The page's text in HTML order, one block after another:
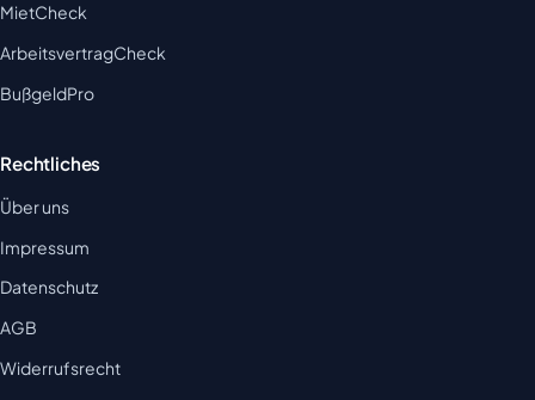
MietCheck
ArbeitsvertragCheck
BußgeldPro
Rechtliches
Über uns
Impressum
Datenschutz
AGB
Widerrufsrecht